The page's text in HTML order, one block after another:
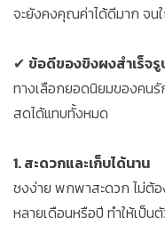
จะยังคงคุณค่าได้ดีมาก จน
✔ ข้อดีของขิงผงสำเร็จ
ทางเลือกยอดนิยมของคน
สดได้แทบทั้งหมด
1. สะดวกและเก็บได้นาน
ชงง่าย พกพาสะดวก ไม่ต้
หลายเดือนหรือปี ทำให้เป็น